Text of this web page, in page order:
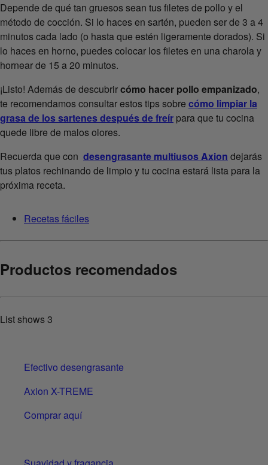
Depende de qué tan gruesos sean tus filetes de pollo y el
método de cocción. Si lo haces en sartén, pueden ser de 3 a 4
minutos cada lado (o hasta que estén ligeramente dorados). Si
lo haces en horno, puedes colocar los filetes en una charola y
hornear de 15 a 20 minutos.
¡Listo! Además de descubrircómo hacer pollo empanizado,
te recomendamos consultar estos tips sobre cómo limpiar la
grasa de los sartenes después de freír para que tu cocina
quede libre de malos olores.
Recuerda que con desengrasante multiusos Axion dejarás
tus platos rechinando de limpio y tu cocina estará lista para la
próxima receta.
Recetas fáciles
Productos recomendados
List shows3
Efectivo desengrasante
Axion X-TREME
Comprar aquí